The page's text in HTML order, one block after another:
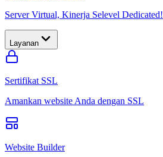
Server Virtual, Kinerja Selevel Dedicated!
Layanan
Sertifikat SSL
Amankan website Anda dengan SSL
Website Builder